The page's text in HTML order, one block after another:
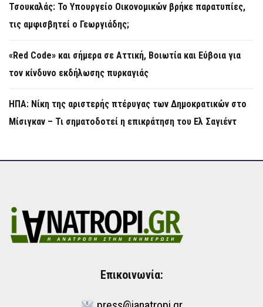
Τσουκαλάς: Το Υπουργείο Οικονομικών βρήκε παρατυπίες,
τις αμφισβητεί ο Γεωργιάδης;
«Red Code» και σήμερα σε Αττική, Βοιωτία και Εύβοια για
τον κίνδυνο εκδήλωσης πυρκαγιάς
ΗΠΑ: Νίκη της αριστερής πτέρυγας των Δημοκρατικών στο
Μίσιγκαν – Τι σηματοδοτεί η επικράτηση του Ελ Σαγιέντ
Επικοινωνία: